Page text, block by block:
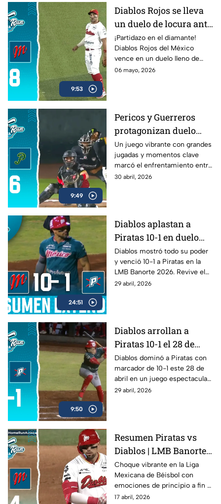
9:53
Diablos Rojos se lleva
un duelo de locura ante
El Águila de Veracruz
(8-7)
¡Partidazo en el diamante!
Diablos Rojos del México
vence en un duelo lleno de
emociones a El Águila de
06 mayo, 2026
9:49
Pericos y Guerreros
protagonizan duelo
lleno de emociones en
la LMB
Un juego vibrante con grandes
jugadas y momentos clave
marcó el enfrentamiento entre
Pericos y Guerreros.
30 abril, 2026
24:51
Diablos aplastan a
Piratas 10-1 en duelo
dominante de la LMB
Banorte 2026
Diablos mostró todo su poder
y venció 10-1 a Piratas en la
LMB Banorte 2026. Revive el
resumen extendido del juego
29 abril, 2026
9:50
Diablos arrollan a
Piratas 10-1 el 28 de
abril | Home Run
Azteca
Diablos dominó a Piratas con
marcador de 10-1 este 28 de
abril en un juego espectacular .
Mira el resumen completo.
29 abril, 2026
Resumen Piratas vs
Diablos | LMB Banorte
2026 | 16 de abril de
2026
Choque vibrante en la Liga
Mexicana de Béisbol con
emociones de principio a fin ⚾
🔥
17 abril, 2026